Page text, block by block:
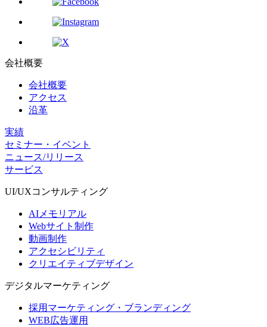
会社概要
会社概要
アクセス
沿革
実績
セミナー・イベント
ニュース/リリース
サービス
UI/UXコンサルティング
AIメモリアル
Webサイト制作
動画制作
アクセシビリティ
クリエイティブデザイン
デジタルマーケティング
採用マーケティング・ブランディング
WEB広告運用